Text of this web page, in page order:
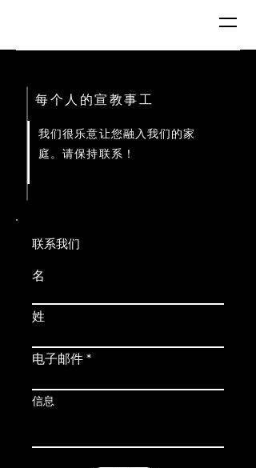
每个人的宣教事工
我们很乐意让您融入我们的家
庭。请保持联系！
联系我们
名
姓
电子邮件
信息